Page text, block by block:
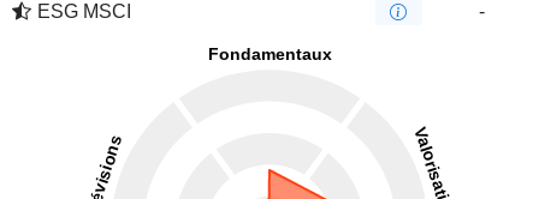
ESG MSCI
-